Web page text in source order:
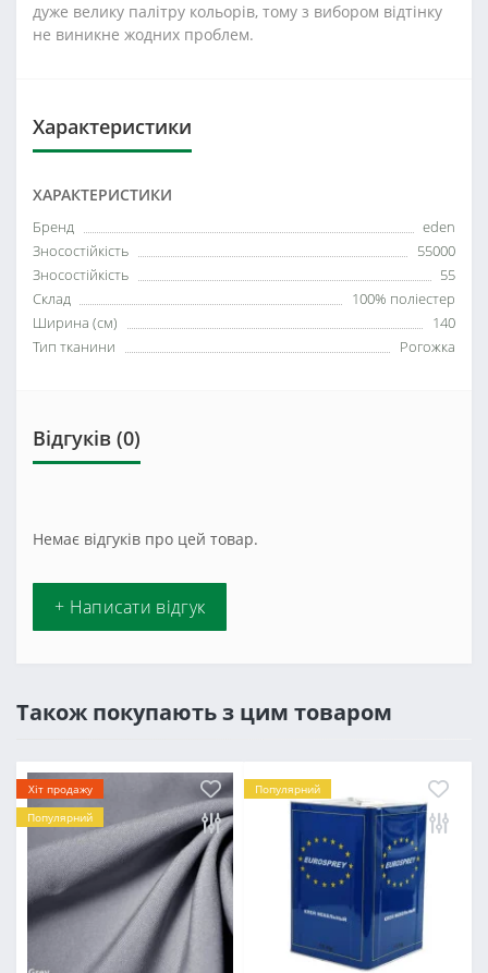
дуже велику палітру кольорів, тому з вибором відтінку
не виникне жодних проблем.
Характеристики
ХАРАКТЕРИСТИКИ
Бренд
eden
Зносостійкість
55000
Зносостійкість
55
Склад
100% поліестер
Ширина (см)
140
Тип тканини
Рогожка
Відгуків (0)
Немає відгуків про цей товар.
+ Написати відгук
Також покупають з цим товаром
Хіт продажу
Популярний
Популярний